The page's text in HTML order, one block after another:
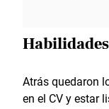
Atrás quedaron
en el CV y estar